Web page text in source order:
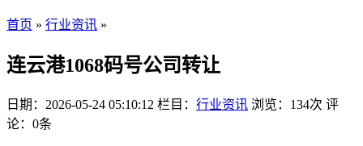
首页 » 行业资讯 »
连云港1068码号公司转让
日期：2026-05-24 05:10:12 栏目： 行业资讯 浏览：134次 评
论：0条